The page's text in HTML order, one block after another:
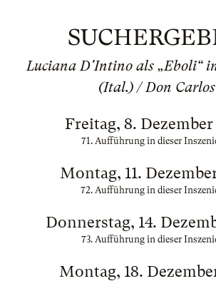
Luciana D'Intino als „Eboli“
(Ital.) / Don
Freitag, 8.
71. Aufführung in dieser
Montag, 11.
72. Aufführung in dieser
Donnerstag, 14.
73. Aufführung in dieser
Montag, 18.